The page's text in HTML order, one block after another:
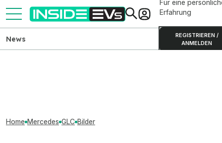
Für eine
Erfahrung
REGISTRIEREN /
ANMELDEN
News
Home Mercedes GLC Bilder